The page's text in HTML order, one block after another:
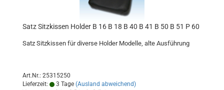
Satz Sitzkissen Holder B 16 B 18 B 40 B 41 B 50 B 51 P 60
Satz Sitzkissen für diverse Holder Modelle, alte Ausführung
Art.Nr.: 25315250
Lieferzeit:
3 Tage (Ausland abweichend)